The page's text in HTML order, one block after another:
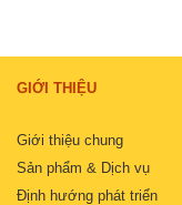
GIỚI THIỆU
Giới thiệu chung
Sản phẩm & Dịch vụ
Định hướng phát triển